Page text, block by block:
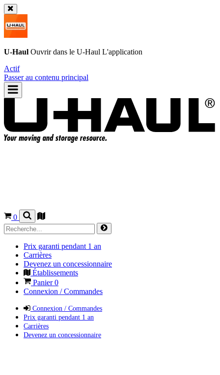
U-Haul Ouvrir dans le U-Haul L'application
Actif
Passer au contenu principal
0
Prix garanti pendant 1 an
Carrières
Devenez un concessionnaire
Établissements
Panier0
Connexion / Commandes
Connexion / Commandes
Prix garanti pendant 1 an
Carrières
Devenez un concessionnaire